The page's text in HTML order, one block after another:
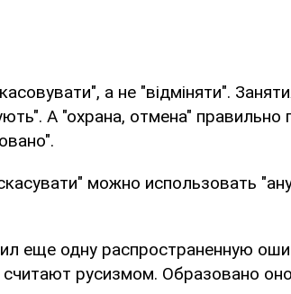
а не "відміняти".
А "охрана, отмена" правильно
можно использовать
еще одну распространенную
русизмом. Образовано оно